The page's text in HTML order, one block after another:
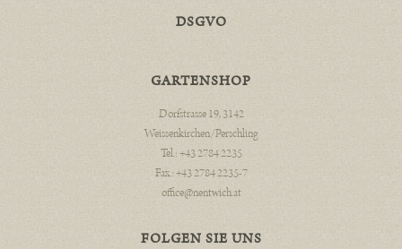
DSGVO
GARTENSHOP
Dorfstrasse 19, 3142
Weissenkirchen/Perschling
Tel.: +43 2784 2235
Fax.: +43 2784 2235-7
office@nentwich.at
FOLGEN SIE UNS